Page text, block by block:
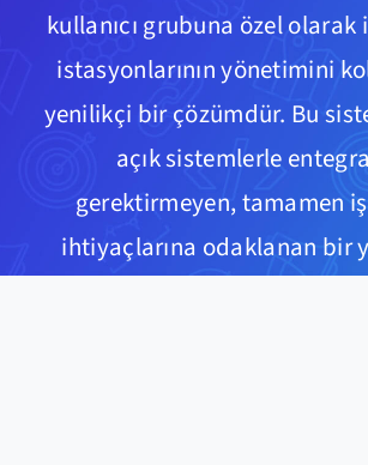
kullanıcı grubuna özel
istasyonlarının yönetimini
yenilikçi bir çözümdür. Bu
açık sistemlerle
gerektirmeyen, tamamen
ihtiyaçlarına odaklanan bir